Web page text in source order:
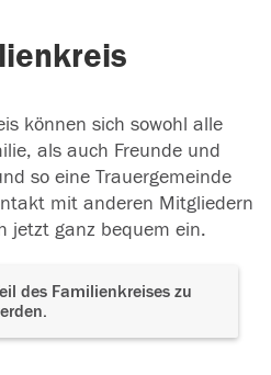
können sich sowohl alle
als auch Freunde und
so eine Trauergemeinde
mit anderen Mitgliedern
jetzt ganz bequem ein.
des Familienkreises zu